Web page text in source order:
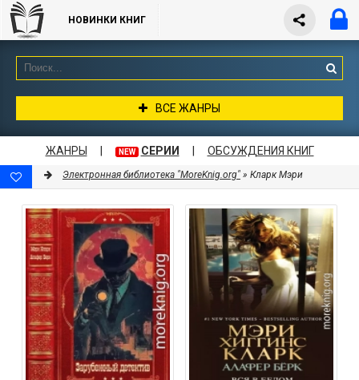
НОВИНКИ КНИГ
ВСЕ ЖАНРЫ
ЖАНРЫ NEW СЕРИИ ОБСУЖДЕНИЯ КНИГ
Электронная библиотека "MoreKnig.org" » Кларк Мэри